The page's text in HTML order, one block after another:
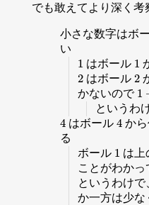
でも敢えてより深く考
小さな数字はボ
い
1 はボール 1
2 はボール 2
かないので1+
というわ
4 はボール 4から
る
ボール 1 は上
ことがわかっ
というわけで
か一方は少な